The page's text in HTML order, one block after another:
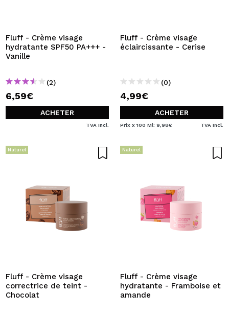
effectuer vos achats rapidement, vérifier l'état de vos
commandes et consulter vos opérations précédentes.
CRÉER UN COMPTE
Fluff - Crème visage
hydratante SPF50 PA+++ -
Vanille
(2)
6,59€
ACHETER
TVA Incl.
Fluff - Crème visage
éclaircissante - Cerise
(0)
4,99€
ACHETER
Prix x 100 Ml: 9,98€ TVA Incl.
Naturel
Fluff - Crème visage
correctrice de teint -
Chocolat
Naturel
Fluff - Crème visage
hydratante - Framboise et
amande